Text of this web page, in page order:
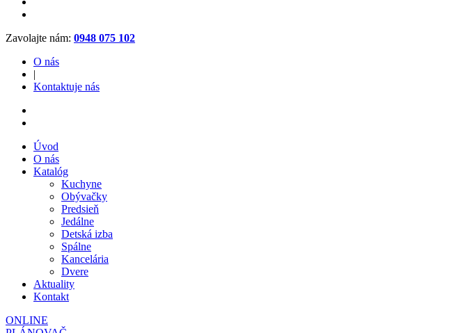
Zavolajte nám: 0948 075 102
O nás
|
Kontaktuje nás
Úvod
O nás
Katalóg
Kuchyne
Obývačky
Predsieň
Jedálne
Detská izba
Spálne
Kancelária
Dvere
Aktuality
Kontakt
ONLINE